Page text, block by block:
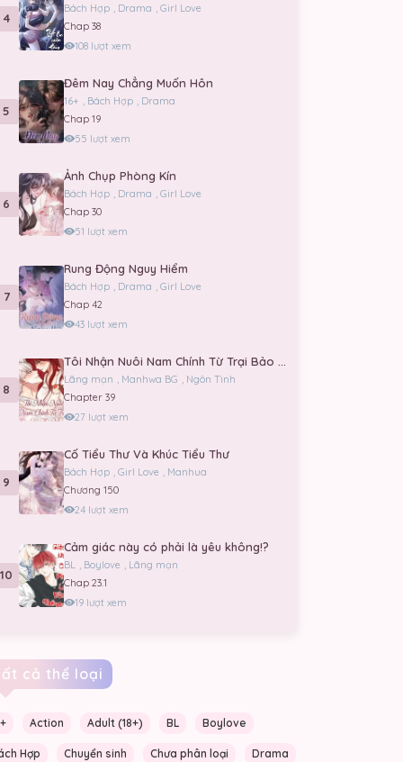
4
Bách Hợp , Drama , Girl Love
Chap 38
108 lượt xem
5
Đêm Nay Chẳng Muốn Hôn
16+ , Bách Hợp , Drama
Chap 19
55 lượt xem
6
Ảnh Chụp Phòng Kín
Bách Hợp , Drama , Girl Love
Chap 30
51 lượt xem
7
Rung Động Nguy Hiểm
Bách Hợp , Drama , Girl Love
Chap 42
43 lượt xem
8
Lãng mạn , Manhwa BG , Ngôn Tình
Chapter 39
27 lượt xem
9
Cố Tiểu Thư Và Khúc Tiểu Thư
Bách Hợp , Girl Love , Manhua
Chương 150
24 lượt xem
10
Cảm giác này có phải là yêu không!?
BL , Boylove , Lãng mạn
Chap 23.1
19 lượt xem
cả thể loại
Action Adult (18+) BL Boylove
Hợp Chuyển sinh Chưa phân loại Drama